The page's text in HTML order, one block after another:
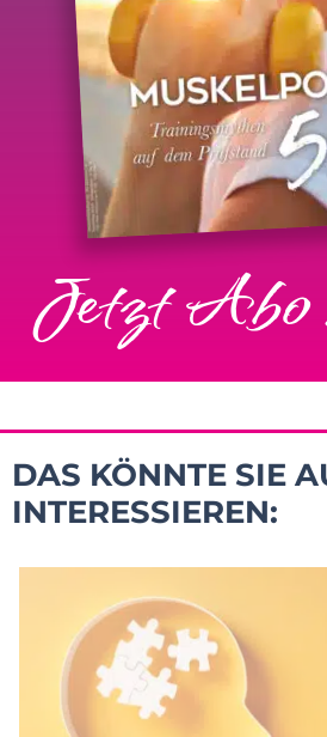
Jetzt Abo
DAS KÖNNTE SIE
INTERESSIEREN: